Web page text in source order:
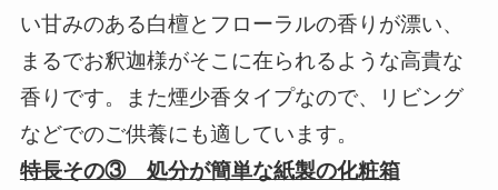
い甘みのある白檀とフローラルの香りが漂い、
まるでお釈迦様がそこに在られるような高貴な
香りです。また煙少香タイプなので、リビング
などでのご供養にも適しています。
特長その③ 処分が簡単な紙製の化粧箱